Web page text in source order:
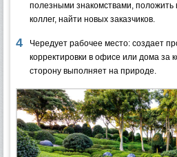
полезными знакомствами, положить
коллег, найти новых заказчиков.
Чередует рабочее место: создает
корректировки в офисе или дома за
сторону выполняет на природе.